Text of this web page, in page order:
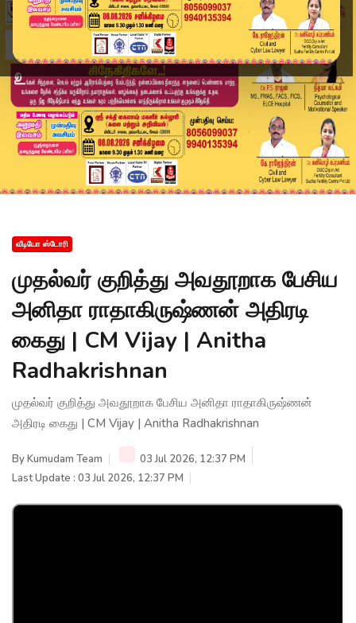
வீடியோ ஸ்டோரி
முதல்வர் குறித்து அவதூறாக பேசிய
அனிதா ராதாகிருஷ்ணன் அதிரடி
கைது | CM Vijay | Anitha
Radhakrishnan
முதல்வர் குறித்து அவதூறாக பேசிய அனிதா ராதாகிருஷ்ணன்
அதிரடி கைது | CM Vijay | Anitha Radhakrishnan
ByKumudam Team
03 Jul 2026, 12:37 PM
Last Update : 03 Jul 2026, 12:37 PM